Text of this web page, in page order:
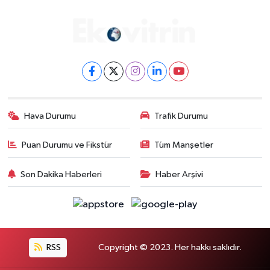
Hava Durumu Trafik Durumu
Puan Durumu ve Fikstür Tüm Manşetler
Son Dakika Haberleri Haber Arşivi
RSS Copyright © 2023. Her hakkı saklıdır.